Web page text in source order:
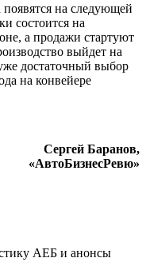
появятся на следующей
состоится на
а продажи стартуют
выйдет на
достаточный выбор
на конвейере
Сергей Баранов,
«АвтоБизнесРевю»
АЕБ и анонсы